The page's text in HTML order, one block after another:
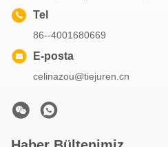
Tel
86--4001680669
E-posta
celinazou@tiejuren.cn